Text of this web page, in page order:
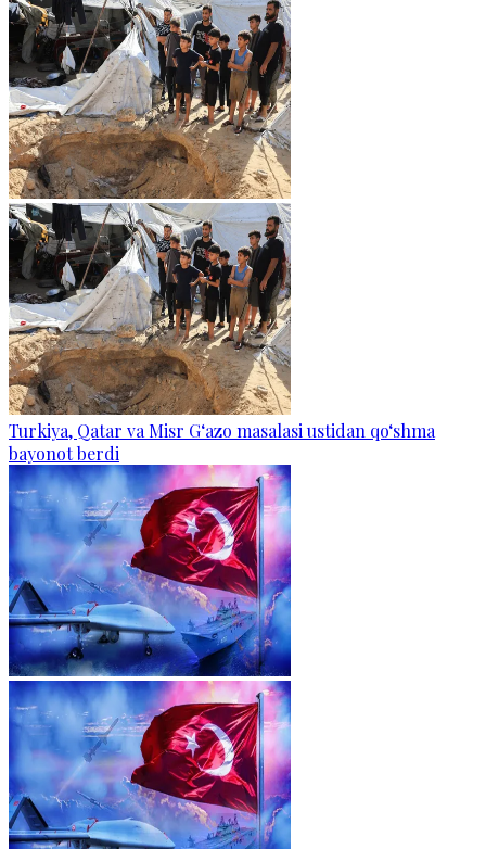
Turkiya, Qatar va Misr G‘azo masalasi ustidan qo‘shma
bayonot berdi